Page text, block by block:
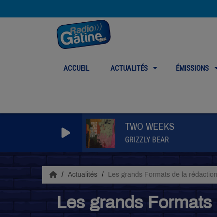
ACCUEIL ACTUALITÉS ÉMISSIONS
TWO WEEKS
GRIZZLY BEAR
Actualités Les grands Formats de la rédaction
Les grands